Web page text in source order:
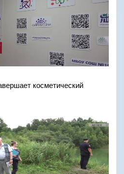
косметический